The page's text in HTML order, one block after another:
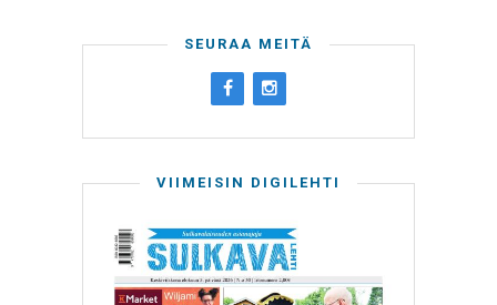
SEURAA MEITÄ
VIIMEISIN DIGILEHTI